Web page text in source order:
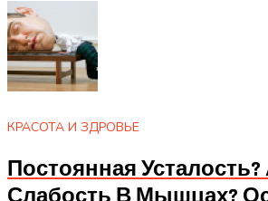
КРАСОТА И ЗДРОВЬЕ
Постоянная